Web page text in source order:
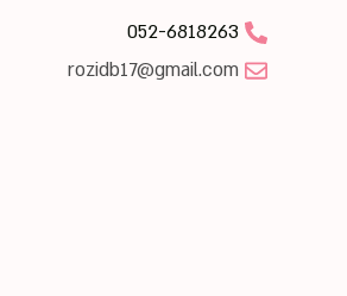
052-6818263
rozidb17@gmail.com